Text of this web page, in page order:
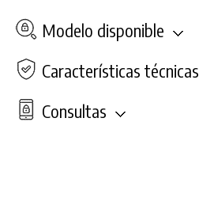
Modelo disponible
Características técnicas
Consultas